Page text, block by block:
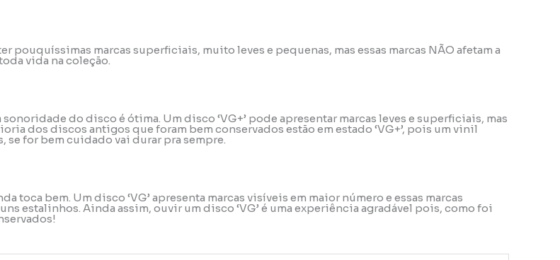
pouquíssimas marcas superficiais, muito leves e pequenas, mas essas marcas NÃO afetam a
vida na coleção.
do disco é ótima. Um disco ‘VG+’ pode apresentar marcas leves e superficiais, mas
dos discos antigos que foram bem conservados estão em estado ‘VG+’, pois um vinil
se for bem cuidado vai durar pra sempre.
toca bem. Um disco ‘VG’ apresenta marcas visíveis em maior número e essas marcas
estalinhos. Ainda assim, ouvir um disco ‘VG’ é uma experiência agradável pois, como foi